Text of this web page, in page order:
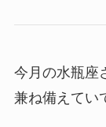
今月の水瓶座
兼ね備えてい